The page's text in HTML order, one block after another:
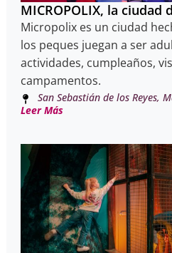
MICROPOLIX, la ciudad
Micropolix es un ciudad
los peques juegan a ser
actividades, cumpleaños,
campamentos.
San Sebastián de los Reyes,
Leer Más